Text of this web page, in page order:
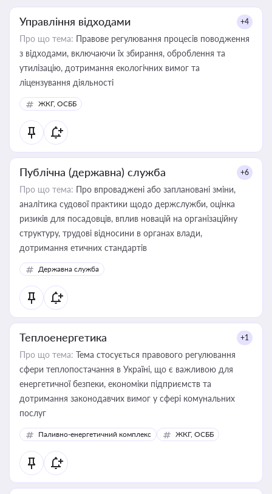
Управління відходами +4
Про що тема: Правове регулювання процесів поводження
з відходами, включаючи їх збирання, оброблення та
утилізацію, дотримання екологічних вимог та
ліцензування діяльності
ЖКГ, ОСББ
Публічна (державна) служба +6
Про що тема: Про впроваджені або заплановані зміни,
аналітика судової практики щодо держслужби, оцінка
ризиків для посадовців, вплив новацій на організаційну
структуру, трудові відносини в органах влади,
дотримання етичних стандартів
Державна служба
Теплоенергетика +1
Про що тема: Тема стосується правового регулювання
сфери теплопостачання в Україні, що є важливою для
енергетичної безпеки, економіки підприємств та
дотримання законодавчих вимог у сфері комунальних
послуг
Паливно-енергетичний комплекс ЖКГ, ОСББ